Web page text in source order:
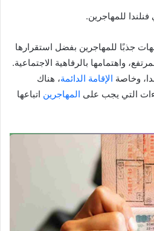
للمهاجرين.
جذبًا للمهاجرين بفضل استقرارها
واهتمامها بالرفاهية الاجتماعية.
وخاصة الإقامة الدائمة، هناك
التي يجب على المهاجرين اتباعها